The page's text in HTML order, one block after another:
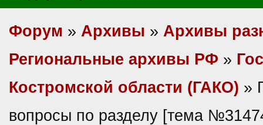
Форум » Архивы » Архивы
Региональные архивы РФ »
Костромской области (ГАКО) »
вопросы по разделу [тема